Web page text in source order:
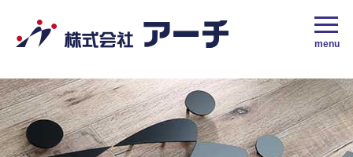
menu